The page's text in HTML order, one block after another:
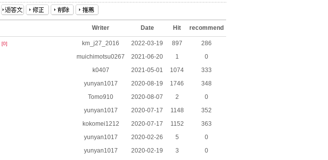
Writer Date Hit recommend
[0] km_j27_2016 2022-03-19 897
286
muichimotsu0267 2021-06-20 1
0
k0407 2021-05-01 1074
333
yunyan1017 2020-08-19 1746
348
Tomo910 2020-08-07 2
0
yunyan1017 2020-07-17 1148
352
kokomei1212 2020-07-17 1152
363
yunyan1017 2020-02-26 5
0
yunyan1017 2020-02-19 3
0